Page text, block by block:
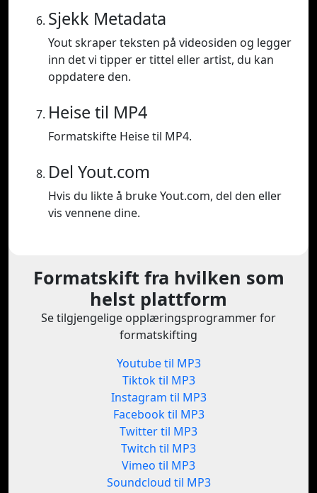
Sjekk Metadata
Yout skraper teksten på videosiden og legger
inn det vi tipper er tittel eller artist, du kan
oppdatere den.
Heise til MP4
Formatskifte Heise til MP4.
Del Yout.com
Hvis du likte å bruke Yout.com, del den eller
vis vennene dine.
Formatskift fra hvilken som
helst plattform
Se tilgjengelige opplæringsprogrammer for
formatskifting
Youtube til MP3
Tiktok til MP3
Instagram til MP3
Facebook til MP3
Twitter til MP3
Twitch til MP3
Vimeo til MP3
Soundcloud til MP3